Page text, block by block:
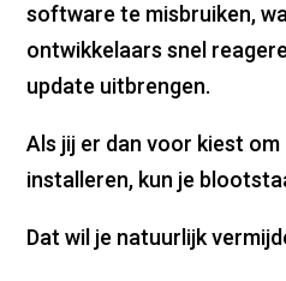
software te misbruiken,
ontwikkelaars snel
update uitbrengen.
Als jij er dan voor kiest
installeren, kun je
Dat wil je natuurlijk